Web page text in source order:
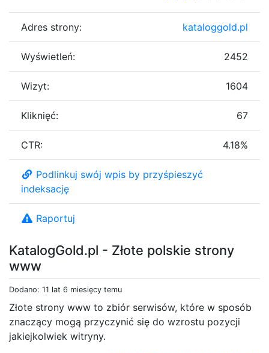
KatalogGold.pl - Złote polskie strony
www
Dodano: 11 lat 6 miesięcy temu
Złote strony www to zbiór serwisów, które w sposób
znaczący mogą przyczynić się do wzrostu pozycji
jakiejkolwiek witryny.
Adres strony: kataloggold.pl
Wyświetleń: 2452
Wizyt: 1604
Kliknięć: 67
CTR: 4.18%
Podlinkuj swój wpis by przyśpieszyć
indeksację
Raportuj